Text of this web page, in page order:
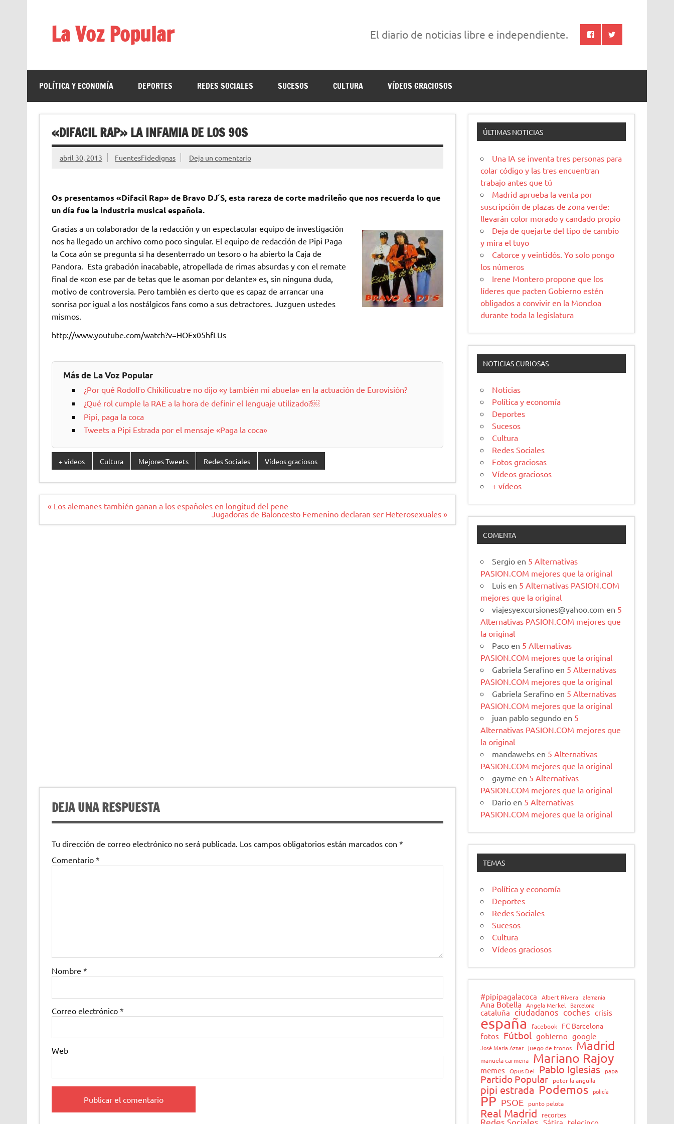
La Voz Popular El diario de noticias libre e independiente.
POLÍTICA Y ECONOMÍA DEPORTES REDES SOCIALES SUCESOS CULTURA VÍDEOS GRACIOSOS
«DIFACIL RAP» LA INFAMIA DE LOS 90S
abril 30, 2013 FuentesFidedignas Deja un comentario
Os presentamos «Difacil Rap» de Bravo DJ´S, esta rareza de corte madrileño que nos recuerda lo que
un día fue la industria musical española.
Gracias a un colaborador de la redacción y un espectacular equipo de investigación
nos ha llegado un archivo como poco singular. El equipo de redacción de Pipi Paga
la Coca aún se pregunta si ha desenterrado un tesoro o ha abierto la Caja de
Pandora. Esta grabación inacabable, atropellada de rimas absurdas y con el remate
final de «con ese par de tetas que le asoman por delante» es, sin ninguna duda,
motivo de controversia. Pero también es cierto que es capaz de arrancar una
sonrisa por igual a los nostálgicos fans como a sus detractores. Juzguen ustedes
mismos.
http://www.youtube.com/watch?v=HOEx05hfLUs
Más de La Voz Popular
¿Por qué Rodolfo Chikilicuatre no dijo «y también mi abuela» en la actuación de Eurovisión?
¿Qué rol cumple la RAE a la hora de definir el lenguaje utilizado?￼
Pipi, paga la coca
Tweets a Pipi Estrada por el mensaje «Paga la coca»
+ vídeos Cultura Mejores Tweets Redes Sociales Vídeos graciosos
Navegación
« Los alemanes también ganan a los españoles en longitud del pene
Jugadoras de Baloncesto Femenino declaran ser Heterosexuales »
DEJA UNA RESPUESTA
Tu dirección de correo electrónico no será publicada. Los campos obligatorios están marcados con *
Comentario *
Nombre *
Correo electrónico *
Web
ÚLTIMAS NOTICIAS
Una IA se inventa tres personas para
colar código y las tres encuentran
trabajo antes que tú
Madrid aprueba la venta por
suscripción de plazas de zona verde:
llevarán color morado y candado propio
Deja de quejarte del tipo de cambio
y mira el tuyo
Catorce y veintidós. Yo solo pongo
los números
Irene Montero propone que los
líderes que pacten Gobierno estén
obligados a convivir en la Moncloa
durante toda la legislatura
NOTICIAS CURIOSAS
Noticias
Política y economía
Deportes
Sucesos
Cultura
Redes Sociales
Fotos graciosas
Vídeos graciosos
+ vídeos
COMENTA
Sergio en 5 Alternativas
PASION.COM mejores que la original
Luis en 5 Alternativas PASION.COM
mejores que la original
viajesyexcursiones@yahoo.com en 5
Alternativas PASION.COM mejores que
la original
Paco en 5 Alternativas
PASION.COM mejores que la original
Gabriela Serafino en 5 Alternativas
PASION.COM mejores que la original
Gabriela Serafino en 5 Alternativas
PASION.COM mejores que la original
juan pablo segundo en 5
Alternativas PASION.COM mejores que
la original
mandawebs en 5 Alternativas
PASION.COM mejores que la original
gayme en 5 Alternativas
PASION.COM mejores que la original
Dario en 5 Alternativas
PASION.COM mejores que la original
TEMAS
Política y economía
Deportes
Redes Sociales
Sucesos
Cultura
Vídeos graciosos
#pipipagalacoca Albert Rivera alemania
Ana Botella Angela Merkel Barcelona
cataluña ciudadanos coches crisis
españa facebook FC Barcelona
fotos Fútbol gobierno google
José María Aznar juego de tronos Madrid
manuela carmena Mariano Rajoy
memes Opus Dei Pablo Iglesias papa
Partido Popular peter la anguila
pipi estrada Podemos policía
PP PSOE punto pelota
Real Madrid recortes